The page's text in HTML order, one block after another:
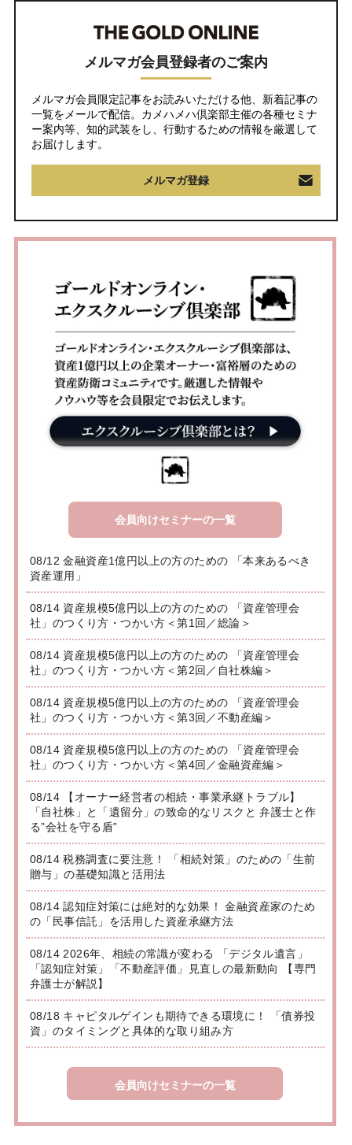
メルマガ会員登録者のご案内
メルマガ会員限定記事をお読みいただける他、新着記事の
一覧をメールで配信。カメハメハ倶楽部主催の各種セミナ
ー案内等、知的武装をし、行動するための情報を厳選して
お届けします。
メルマガ登録
会員向けセミナーの一覧
08/12 金融資産1億円以上の方のための 「本来あるべき
資産運用」
08/14 資産規模5億円以上の方のための 「資産管理会
社」のつくり方・つかい方＜第1回／総論＞
08/14 資産規模5億円以上の方のための 「資産管理会
社」のつくり方・つかい方＜第2回／自社株編＞
08/14 資産規模5億円以上の方のための 「資産管理会
社」のつくり方・つかい方＜第3回／不動産編＞
08/14 資産規模5億円以上の方のための 「資産管理会
社」のつくり方・つかい方＜第4回／金融資産編＞
08/14 【オーナー経営者の相続・事業承継トラブル】
「自社株」と「遺留分」の致命的なリスクと 弁護士と作
る”会社を守る盾”
08/14 税務調査に要注意！ 「相続対策」のための「生前
贈与」の基礎知識と活用法
08/14 認知症対策には絶対的な効果！ 金融資産家のため
の「民事信託」を活用した資産承継方法
08/14 2026年、相続の常識が変わる 「デジタル遺言」
「認知症対策」「不動産評価」見直しの最新動向 【専門
弁護士が解説】
08/18 キャピタルゲインも期待できる環境に！ 「債券投
資」のタイミングと具体的な取り組み方
会員向けセミナーの一覧